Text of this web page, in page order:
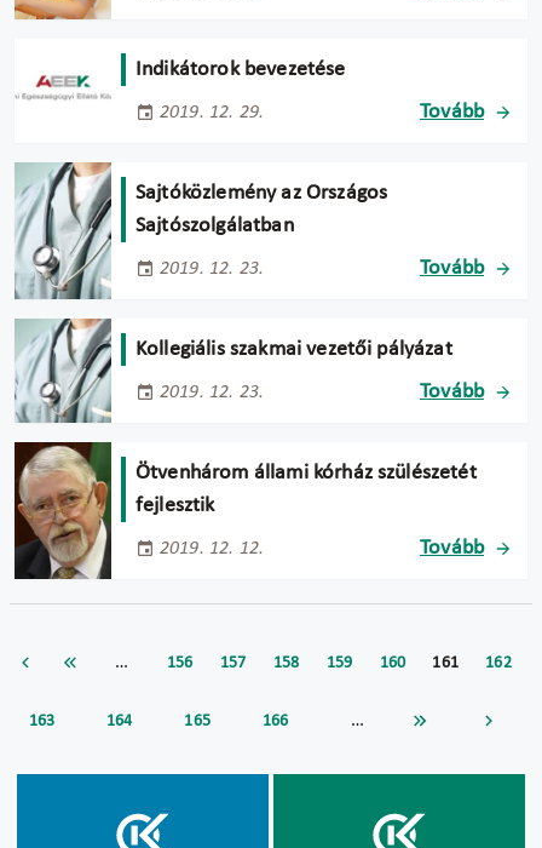
Indikátorok bevezetése
2019. 12. 29. Tovább
Sajtóközlemény az Országos
Sajtószolgálatban
2019. 12. 23. Tovább
Kollegiális szakmai vezetői pályázat
2019. 12. 23. Tovább
Ötvenhárom állami kórház szülészetét
fejlesztik
2019. 12. 12. Tovább
… 156 157 158 159 160 161 162
163 164 165 166 …